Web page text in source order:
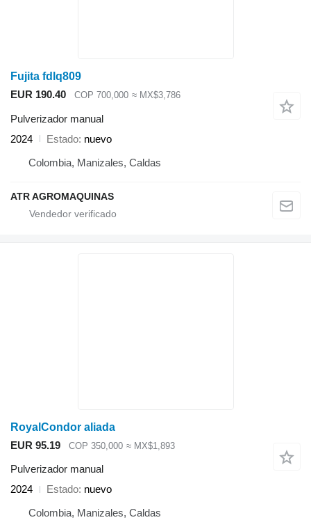
Fujita fdlq809
EUR 190.40
COP 700,000 ≈ MX$3,786
Pulverizador manual
2024
Estado nuevo
Colombia, Manizales, Caldas
ATR AGROMAQUINAS
RoyalCondor aliada
EUR 95.19
COP 350,000 ≈ MX$1,893
Pulverizador manual
2024
Estado nuevo
Colombia, Manizales, Caldas